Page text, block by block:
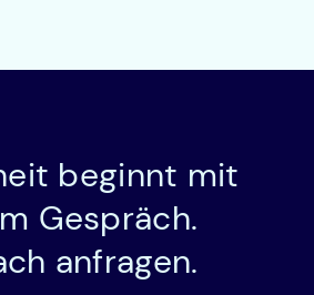
beginnt mit
Gespräch.
anfragen.